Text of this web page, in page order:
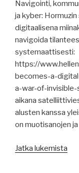
Navigointi,
ja kyber:
digitaalisena
navigoida
systemaattisesti:
https://
becomes-a-
a-war-of-invisible-
aikana
alusten kanssa
on muotisanojen
Jatka lukemista